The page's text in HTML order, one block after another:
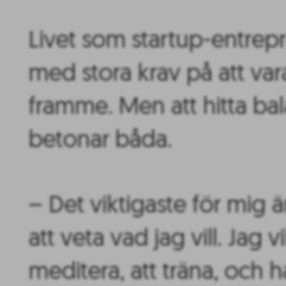
Livet som startup-
med stora krav på att
framme. Men att hitta
betonar båda.
– Det viktigaste för mig
att veta vad jag vill. Jag
meditera, att träna, och